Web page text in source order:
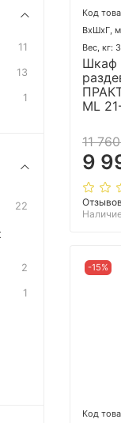
Код
ВхШхГ,
Вес, кг:
Шкаф
ML
11
9
-15%
Код
11
13
1
22
2
1